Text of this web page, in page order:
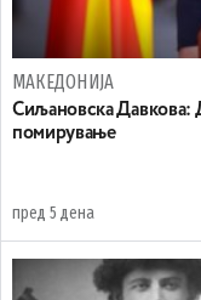
МАКЕДОНИЈА
Сиљановска Давкова:
помирување
пред 5 дена